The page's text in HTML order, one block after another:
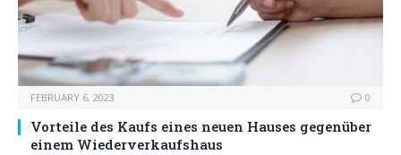
FEBRUARY 6, 2023 0
Vorteile des Kaufs eines neuen Hauses gegenüber
einem Wiederverkaufshaus